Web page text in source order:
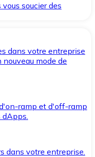
soucier des
dans votre entreprise
mode de
ramp et d'off-ramp
dApps.
dans votre entreprise.